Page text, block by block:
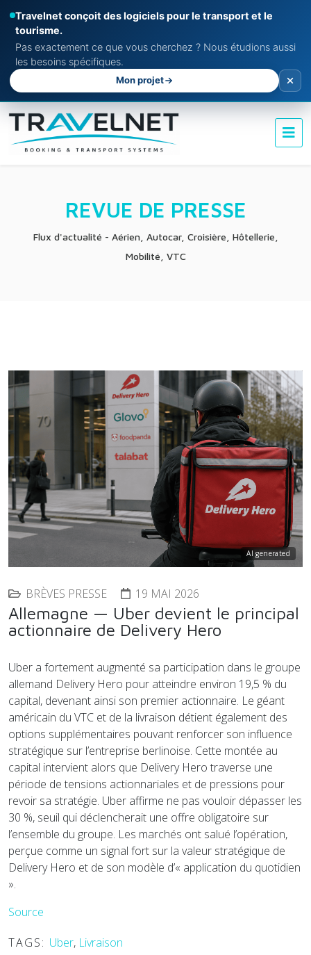
Travelnet conçoit des logiciels pour le transport et le
tourisme.
Pas exactement ce que vous cherchez ? Nous étudions aussi
les besoins spécifiques.
Mon projet
REVUE DE PRESSE
Flux d'actualité - Aérien, Autocar, Croisière, Hôtellerie,
Mobilité, VTC
AI generated
BRÈVES PRESSE 19 MAI 2026
Allemagne — Uber devient le principal
actionnaire de Delivery Hero
Uber a fortement augmenté sa participation dans le groupe
allemand Delivery Hero pour atteindre environ 19,5 % du
capital, devenant ainsi son premier actionnaire. Le géant
américain du VTC et de la livraison détient également des
options supplémentaires pouvant renforcer son influence
stratégique sur l’entreprise berlinoise. Cette montée au
capital intervient alors que Delivery Hero traverse une
période de tensions actionnariales et de pressions pour
revoir sa stratégie. Uber affirme ne pas vouloir dépasser les
30 %, seuil qui déclencherait une offre obligatoire sur
l’ensemble du groupe. Les marchés ont salué l’opération,
perçue comme un signal fort sur la valeur stratégique de
Delivery Hero et de son modèle d’« application du quotidien
».
Source
TAGS: Uber, Livraison